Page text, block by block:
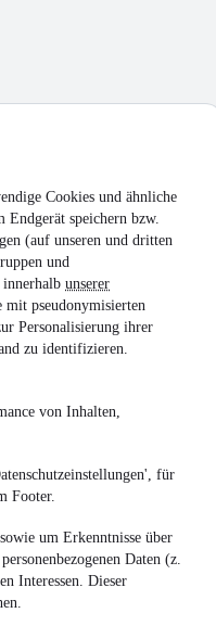
Cookies und ähnliche
Endgerät speichern bzw.
(auf unseren und dritten
und
unserer
mit pseudonymisierten
Personalisierung ihrer
zu identifizieren.
von Inhalten,
für
Footer.
um Erkenntnisse über
Daten (z.
Interessen. Dieser